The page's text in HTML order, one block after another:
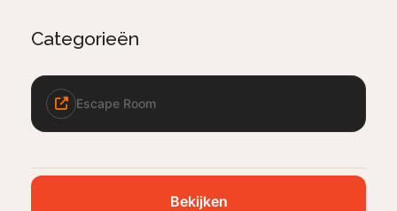
Categorieën
Escape Room
Bekijken